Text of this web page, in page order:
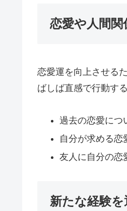
恋愛や人間
恋愛運を向上させる
ばしば直感で行動す
過去の恋愛につ
自分が求める恋
友人に自分の恋
新たな経験